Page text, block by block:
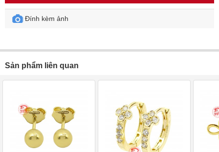
Đính kèm ảnh
Sản phẩm liên quan